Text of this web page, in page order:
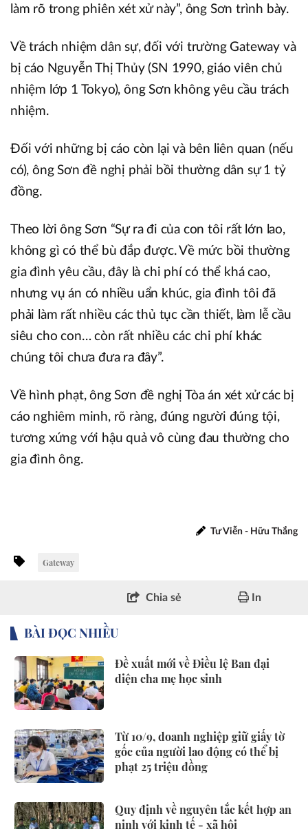
làm rõ trong phiên xét xử này”, ông Sơn trình bày.
Về trách nhiệm dân sự, đối với trường Gateway và
bị cáo Nguyễn Thị Thủy (SN 1990, giáo viên chủ
nhiệm lớp 1 Tokyo), ông Sơn không yêu cầu trách
nhiệm.
Đối với những bị cáo còn lại và bên liên quan (nếu
có), ông Sơn đề nghị phải bồi thường dân sự 1 tỷ
đồng.
Theo lời ông Sơn “Sự ra đi của con tôi rất lớn lao,
không gì có thể bù đắp được. Về mức bồi thường
gia đình yêu cầu, đây là chi phí có thể khá cao,
nhưng vụ án có nhiều uẩn khúc, gia đình tôi đã
phải làm rất nhiều các thủ tục cần thiết, làm lễ cầu
siêu cho con… còn rất nhiều các chi phí khác
chúng tôi chưa đưa ra đây”.
Về hình phạt, ông Sơn đề nghị Tòa án xét xử các bị
cáo nghiêm minh, rõ ràng, đúng người đúng tội,
tương xứng với hậu quả vô cùng đau thường cho
gia đình ông.
Tư Viễn - Hữu Thắng
Gateway
Chia sẻ In
BÀI ĐỌC NHIỀU
Đề xuất mới về Điều lệ Ban đại
diện cha mẹ học sinh
Từ 10/9, doanh nghiệp giữ giấy tờ
gốc của người lao động có thể bị
phạt 25 triệu đồng
Quy định về nguyên tắc kết hợp an
ninh với kinh tế - xã hội